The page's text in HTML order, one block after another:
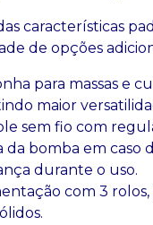
características
de opções
para massas e
maior
sem fio com
da bomba em caso
durante o uso.
com 3